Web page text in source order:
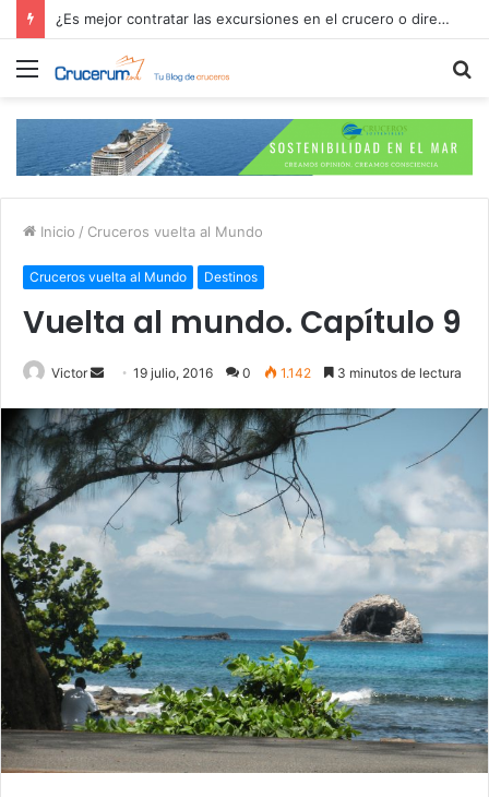
¿Es mejor contratar las excursiones en el crucero o directamente en el puerto?
Menú
Inicio / Cruceros vuelta al Mundo
Cruceros vuelta al Mundo Destinos
Vuelta al mundo. Capítulo 9
Victor
Send
email
19 julio, 2016 0 1.142 3 minutos de lectura